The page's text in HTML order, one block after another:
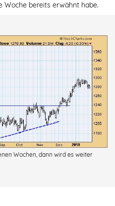
Woche bereits erwähnt habe.
Wochen, dann wird es weiter